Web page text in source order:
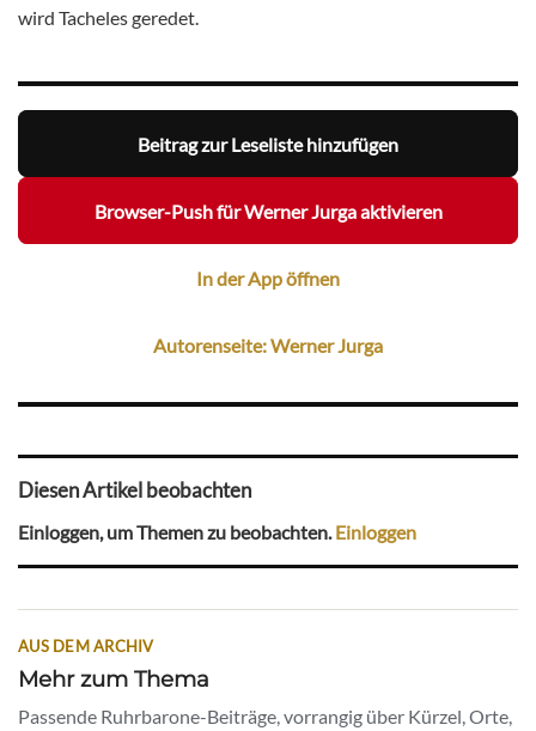
wird Tacheles geredet.
Beitrag zur Leseliste hinzufügen
Browser-Push für Werner Jurga aktivieren
In der App öffnen
Autorenseite: Werner Jurga
Diesen Artikel beobachten
Einloggen, um Themen zu beobachten.Einloggen
AUS DEM ARCHIV
Mehr zum Thema
Passende Ruhrbarone-Beiträge, vorrangig über Kürzel, Orte,